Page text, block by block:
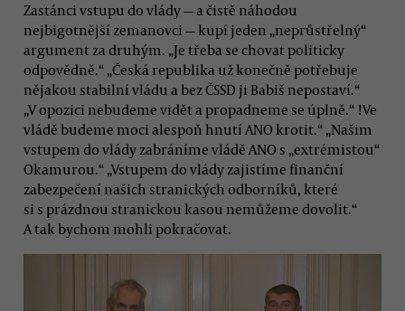
Zastánci vstupu do vlády — a čistě náhodou
nejbigotnější zemanovci — kupí jeden „neprůstřelný“
argument za druhým. „Je třeba se chovat politicky
odpovědně.“ „Česká republika už konečně potřebuje
nějakou stabilní vládu a bez ČSSD ji Babiš nepostaví.“
„V opozici nebudeme vidět a propadneme se úplně.“ !Ve
vládě budeme moci alespoň hnutí ANO krotit.“ „Našim
vstupem do vlády zabráníme vládě ANO s „extrémistou“
Okamurou.“ „Vstupem do vlády zajistíme finanční
zabezpečení našich stranických odborníků, které
si s prázdnou stranickou kasou nemůžeme dovolit.“
A tak bychom mohli pokračovat.